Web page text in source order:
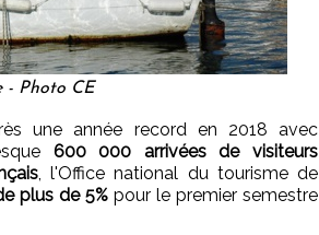
- Photo CE
une année record en 2018 avec
600 000 arrivées de visiteurs
, l'Office national du tourisme de
plus de 5% pour le premier semestre